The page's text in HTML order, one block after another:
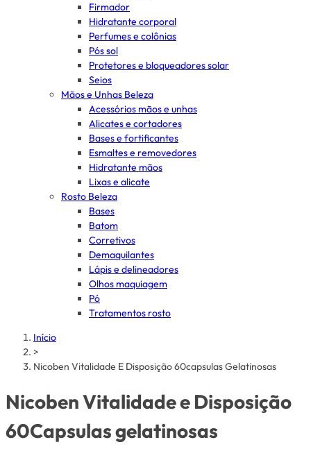
Firmador
Hidratante corporal
Perfumes e colônias
Pós sol
Protetores e bloqueadores solar
Seios
Mãos e Unhas Beleza
Acessórios mãos e unhas
Alicates e cortadores
Bases e fortificantes
Esmaltes e removedores
Hidratante mãos
Lixas e alicate
Rosto Beleza
Bases
Batom
Corretivos
Demaquilantes
Lápis e delineadores
Olhos maquiagem
Pó
Tratamentos rosto
Início
>
Nicoben Vitalidade E Disposição 60capsulas Gelatinosas
Nicoben Vitalidade e Disposição
60Capsulas gelatinosas